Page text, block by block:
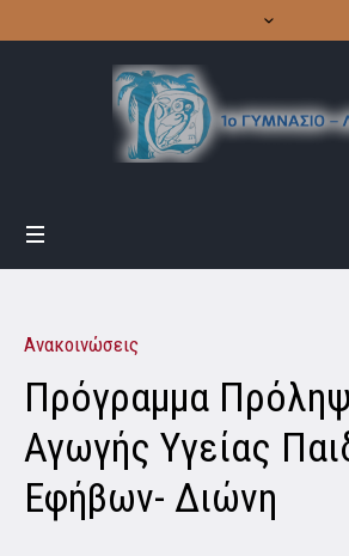
Ανακοινώσεις
Πρόγραμμα
Αγωγής Υγείας
Εφήβων- Διώνη